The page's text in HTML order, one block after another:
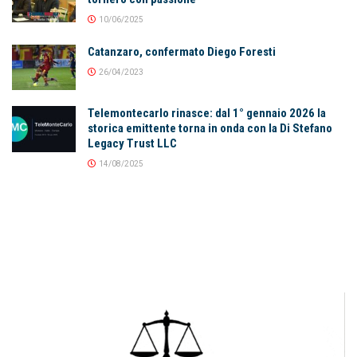
10/06/2025
Catanzaro, confermato Diego Foresti
26/04/2023
Telemontecarlo rinasce: dal 1° gennaio 2026 la
storica emittente torna in onda con la Di Stefano
Legacy Trust LLC
14/08/2025